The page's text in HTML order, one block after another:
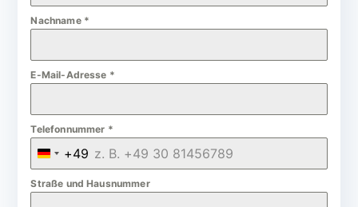
Nachname *
E-Mail-Adresse *
Telefonnummer *
G
e
+49
Straße und Hausnummer